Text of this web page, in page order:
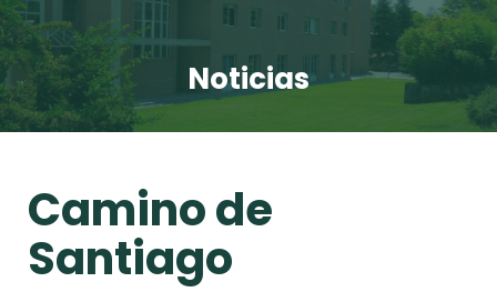
Noticias
Camino de
Santiago